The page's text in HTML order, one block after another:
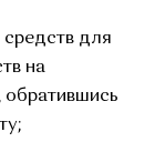
средств для
на
обратившись